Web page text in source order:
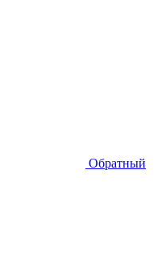
Обратный